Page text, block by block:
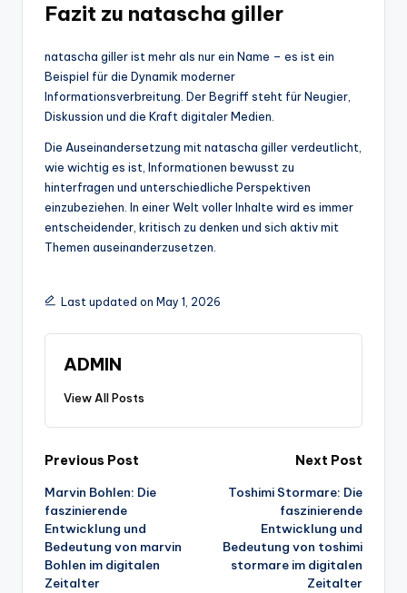
Fazit zu natascha giller
natascha giller ist mehr als nur ein Name – es ist ein
Beispiel für die Dynamik moderner
Informationsverbreitung. Der Begriff steht für Neugier,
Diskussion und die Kraft digitaler Medien.
Die Auseinandersetzung mit natascha giller verdeutlicht,
wie wichtig es ist, Informationen bewusst zu
hinterfragen und unterschiedliche Perspektiven
einzubeziehen. In einer Welt voller Inhalte wird es immer
entscheidender, kritisch zu denken und sich aktiv mit
Themen auseinanderzusetzen.
Last updated on May 1, 2026
ADMIN
View All Posts
Post
navigation
Previous Post
Marvin Bohlen: Die
faszinierende
Entwicklung und
Bedeutung von marvin
Bohlen im digitalen
Zeitalter
Next Post
Toshimi Stormare: Die
faszinierende
Entwicklung und
Bedeutung von toshimi
stormare im digitalen
Zeitalter